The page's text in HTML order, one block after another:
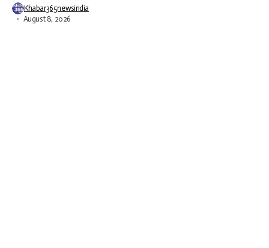
Khabar365newsindia
August 8, 2026